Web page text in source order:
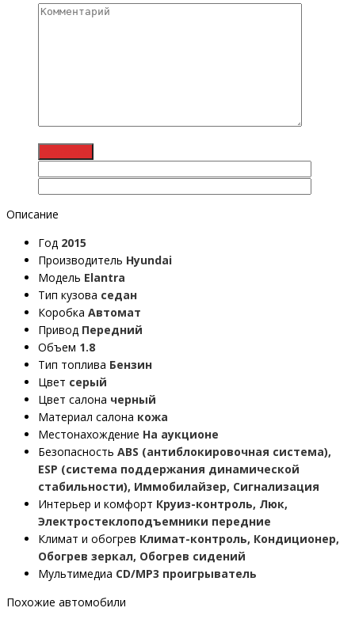
Описание
Год 2015
Производитель Hyundai
Модель Elantra
Тип кузова седан
Коробка Автомат
Привод Передний
Объем 1.8
Тип топлива Бензин
Цвет серый
Цвет салона черный
Материал салона кожа
Местонахождение На аукционе
Безопасность ABS (антиблокировочная система),
ESP (система поддержания динамической
стабильности), Иммобилайзер, Сигнализация
Интерьер и комфорт Круиз-контроль, Люк,
Электростеклоподъемники передние
Климат и обогрев Климат-контроль, Кондиционер,
Обогрев зеркал, Обогрев сидений
Мультимедиа CD/MP3 проигрыватель
Похожие автомобили